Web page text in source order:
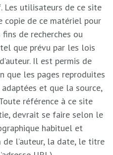
Les utilisateurs de ce site
copie de ce matériel pour
de recherches ou
que prévu par les lois
Il est permis de
que les pages reproduites
et que la source,
référence à ce site
devrait se faire selon le
habituel et
l’auteur, la date, le titre